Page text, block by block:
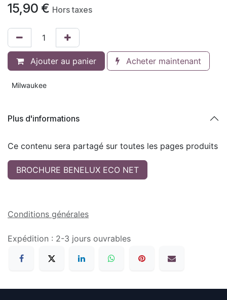
15,90 € Hors taxes
Ajouter au panier Acheter maintenant
Milwaukee
Plus d'informations
Ce contenu sera partagé sur toutes les pages produits
BROCHURE BENELUX ECO NET
Conditions générales
Expédition : 2-3 jours ouvrables